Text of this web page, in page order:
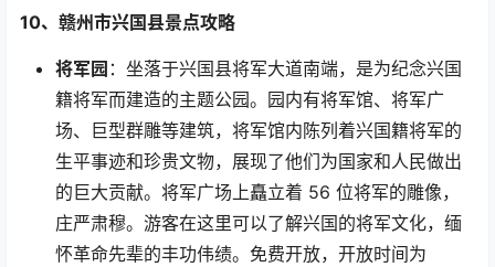
10、赣州市兴国县景点攻略
将军园 ：坐落于兴国县将军大道南端，是为纪念兴国
籍将军而建造的主题公园。园内有将军馆、将军广
场、巨型群雕等建筑，将军馆内陈列着兴国籍将军的
生平事迹和珍贵文物，展现了他们为国家和人民做出
的巨大贡献。将军广场上矗立着 56 位将军的雕像，
庄严肃穆。游客在这里可以了解兴国的将军文化，缅
怀革命先辈的丰功伟绩。免费开放，开放时间为